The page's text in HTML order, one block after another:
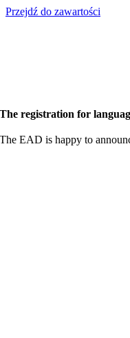
Przejdź do zawartości
The registration for
The EAD is happy to